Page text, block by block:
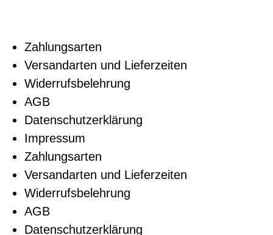
Zahlungsarten
Versandarten und Lieferzeiten
Widerrufsbelehrung
AGB
Datenschutzerklärung
Impressum
Zahlungsarten
Versandarten und Lieferzeiten
Widerrufsbelehrung
AGB
Datenschutzerklärung